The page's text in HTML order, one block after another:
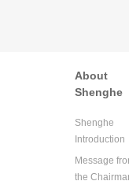
About
Shenghe
Shenghe
Introduction
Message
the